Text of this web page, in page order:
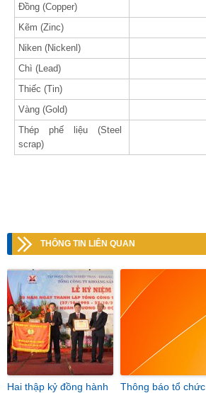
Đồng (Copper)
Kẽm (Zinc)
Niken (Nickenl)
Chì (Lead)
Thiếc (Tin)
Vàng (Gold)
Thép phế liệu (Steel
scrap)
THÔNG TIN LIÊN QUAN
Hai thập kỷ đồng hành
Thông báo tổ chức